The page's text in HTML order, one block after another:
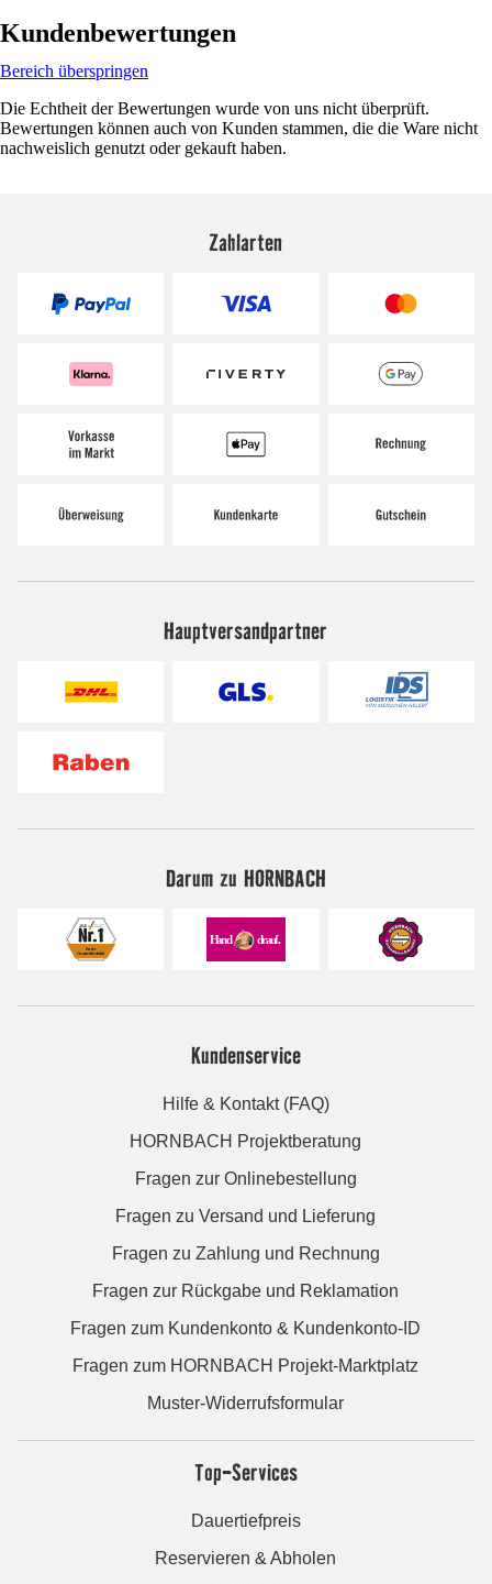
Kundenbewertungen
Bereich überspringen
Die Echtheit der Bewertungen wurde von uns nicht überprüft.
Bewertungen können auch von Kunden stammen, die die Ware nicht
nachweislich genutzt oder gekauft haben.
Zahlarten
Hauptversandpartner
Darum zu HORNBACH
Kundenservice
Hilfe & Kontakt (FAQ)
HORNBACH Projektberatung
Fragen zur Onlinebestellung
Fragen zu Versand und Lieferung
Fragen zu Zahlung und Rechnung
Fragen zur Rückgabe und Reklamation
Fragen zum Kundenkonto & Kundenkonto-ID
Fragen zum HORNBACH Projekt-Marktplatz
Muster-Widerrufsformular
Top-Services
Dauertiefpreis
Reservieren & Abholen